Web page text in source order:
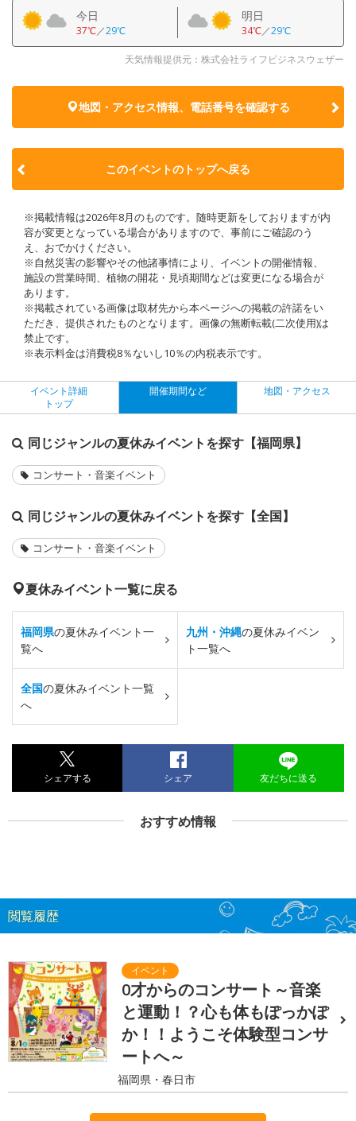
今日
37℃／29℃
明日
34℃／29℃
天気情報提供元：株式会社ライフビジネスウェザー
地図・アクセス情報、電話番号を確認する
このイベントのトップへ戻る
※掲載情報は2026年8月のものです。随時更新をしておりますが内
容が変更となっている場合がありますので、事前にご確認のう
え、おでかけください。
※自然災害の影響やその他諸事情により、イベントの開催情報、
施設の営業時間、植物の開花・見頃期間などは変更になる場合が
あります。
※掲載されている画像は取材先から本ページへの掲載の許諾をい
ただき、提供されたものとなります。画像の無断転載(二次使用)は
禁止です。
※表示料金は消費税8％ないし10％の内税表示です。
イベント詳細
トップ
開催期間など 地図・アクセス
同じジャンルの夏休みイベントを探す【福岡県】
コンサート・音楽イベント
同じジャンルの夏休みイベントを探す【全国】
コンサート・音楽イベント
夏休みイベント一覧に戻る
福岡県の夏休みイベント一
覧へ
九州・沖縄の夏休みイベン
ト一覧へ
全国の夏休みイベント一覧
へ
シェアする シェア 友だちに送る
おすすめ情報
閲覧履歴
0才からのコンサート～音楽
と運動！？心も体もぽっかぽ
か！！ようこそ体験型コンサ
ートへ～
福岡県・春日市